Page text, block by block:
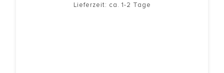
Lieferzeit: ca. 1-2 Tage